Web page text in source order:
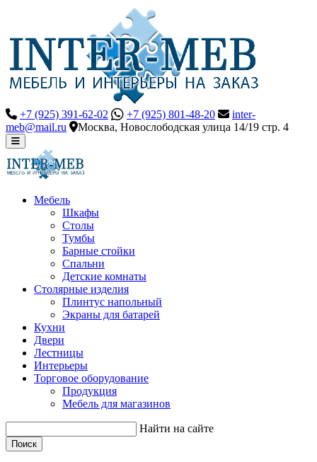
+7 (925) 391-62-02 +7 (925) 801-48-20
inter-
meb@mail.ru
Москва, Новослободская улица 14/19 стр. 4
Мебель
Шкафы
Столы
Тумбы
Барные стойки
Спальни
Детские комнаты
Столярные изделия
Плинтус напольный
Экраны для батарей
Кухни
Двери
Лестницы
Интерьеры
Торговое оборудование
Продукция
Мебель для магазинов
Найти на сайте